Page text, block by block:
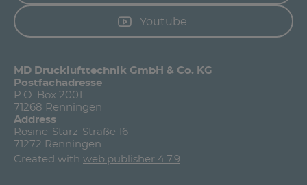
Youtube
MD Drucklufttechnik GmbH & Co. KG
Postfachadresse
P.O. Box 2001
71268 Renningen
Address
Rosine-Starz-Straße 16
71272 Renningen
Created with web.publisher 4.7.9